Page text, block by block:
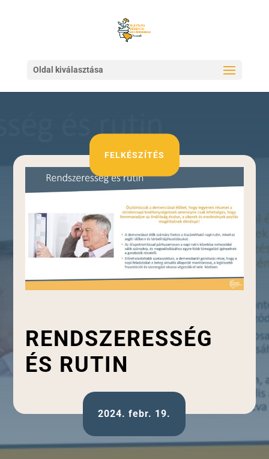
Oldal kiválasztása
FELKÉSZÍTÉS
RENDSZERESSÉG
ÉS RUTIN
2024. febr. 19.